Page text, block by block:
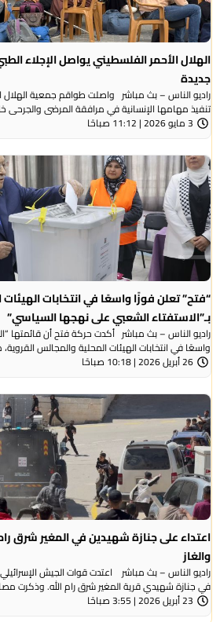
جديدة
راديو الناس – بث مباشر واصلت طواقم جمعية الهلال
تنفيذ مهامها الإنسانية في مرافقة المرضى والجرحى
3 مايو 2026 | 11:12 صباحًا
“فتح” تعلن فوزًا واسعًا في انتخابات الهيئات
بـ”الاستفتاء الشعبي على نهجها السياسي”
راديو الناس – بث مباشر أكدت حركة فتح أن قائمتها
واسعًا في انتخابات الهيئات المحلية والمجالس القروية،
26 أبريل 2026 | 10:18 صباحًا
اعتداء على جنازة شهيدين في المغير شرق رام
والغاز
راديو الناس – بث مباشر اعتدت قوات الجيش الإسرائيلي،
في جنازة شهيدي قرية المغير شرق رام الله. وذكرت
23 أبريل 2026 | 3:55 صباحًا